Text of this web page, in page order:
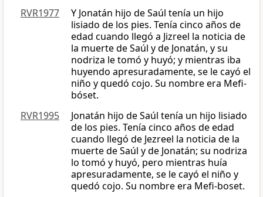
RVR1977
Y Jonatán hijo de Saúl tenía un hijo
lisiado de los pies. Tenía cinco años de
edad cuando llegó a Jizreel la noticia de
la muerte de Saúl y de Jonatán, y su
nodriza le tomó y huyó; y mientras iba
huyendo apresuradamente, se le cayó el
niño y quedó cojo. Su nombre era Mefi-
bóset.
RVR1995
Jonatán hijo de Saúl tenía un hijo lisiado
de los pies. Tenía cinco años de edad
cuando llegó de Jezreel la noticia de la
muerte de Saúl y de Jonatán; su nodriza
lo tomó y huyó, pero mientras huía
apresuradamente, se le cayó el niño y
quedó cojo. Su nombre era Mefi-boset.